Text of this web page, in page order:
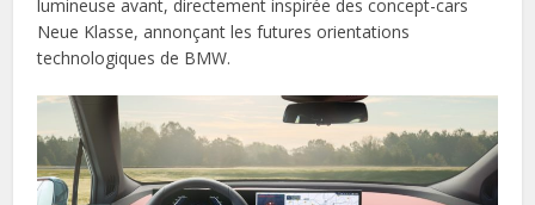
lumineuse avant, directement inspirée des concept-cars
Neue Klasse, annonçant les futures orientations
technologiques de BMW.